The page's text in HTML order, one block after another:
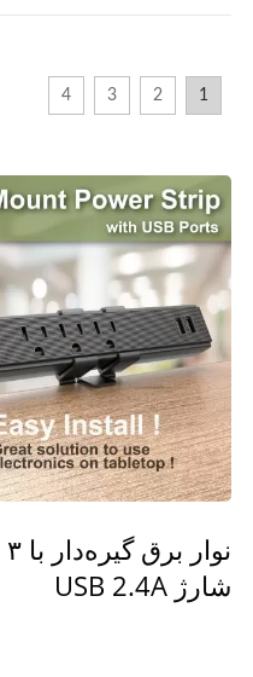
1
2
3
4
شارژ USB 2.4A